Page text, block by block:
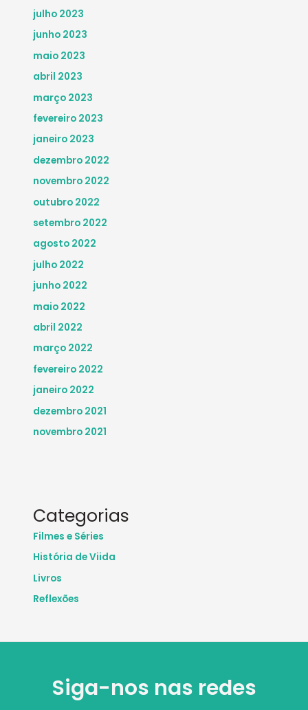
julho 2023
junho 2023
maio 2023
abril 2023
março 2023
fevereiro 2023
janeiro 2023
dezembro 2022
novembro 2022
outubro 2022
setembro 2022
agosto 2022
julho 2022
junho 2022
maio 2022
abril 2022
março 2022
fevereiro 2022
janeiro 2022
dezembro 2021
novembro 2021
Categorias
Filmes e Séries
História de Viida
Livros
Reflexões
Siga-nos nas redes